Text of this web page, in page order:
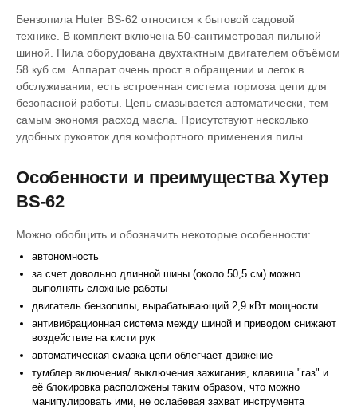
Бензопила Huter BS-62 относится к бытовой садовой
технике. В комплект включена 50-сантиметровая пильной
шиной. Пила оборудована двухтактным двигателем объёмом
58 куб.см. Аппарат очень прост в обращении и легок в
обслуживании, есть встроенная система тормоза цепи для
безопасной работы. Цепь смазывается автоматически, тем
самым экономя расход масла. Присутствуют несколько
удобных рукояток для комфортного применения пилы.
Особенности и преимущества Хутер
BS-62
Можно обобщить и обозначить некоторые особенности:
автономность
за счет довольно длинной шины (около 50,5 см) можно
выполнять сложные работы
двигатель бензопилы, вырабатывающий 2,9 кВт мощности
антивибрационная система между шиной и приводом снижают
воздействие на кисти рук
автоматическая смазка цепи облегчает движение
тумблер включения/ выключения зажигания, клавиша "газ" и
её блокировка расположены таким образом, что можно
манипулировать ими, не ослабевая захват инструмента